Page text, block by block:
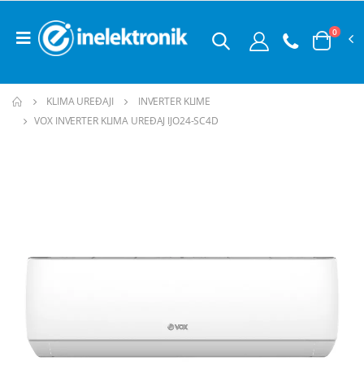
0
KLIMA UREĐAJI
INVERTER KLIME
VOX INVERTER KLIMA UREĐAJ IJO24-SC4D